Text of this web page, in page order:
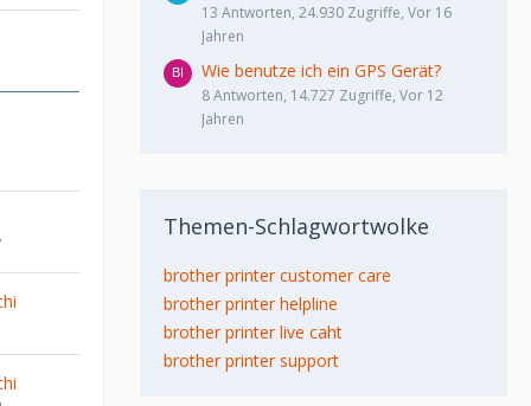
13 Antworten, 24.930 Zugriffe, Vor 16
Jahren
Wie benutze ich ein GPS Gerät?
8 Antworten, 14.727 Zugriffe, Vor 12
Jahren
Themen-Schlagwortwolke
brother printer customer care
brother printer helpline
brother printer live caht
brother printer support